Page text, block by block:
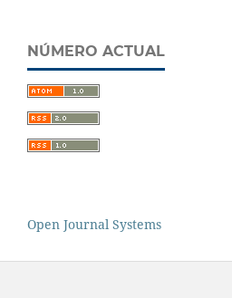
NÚMERO ACTUAL
Open Journal Systems